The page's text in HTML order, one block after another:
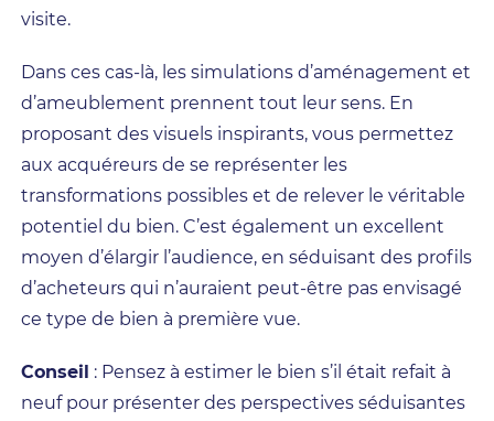
visite.
Dans ces cas-là, les simulations d’aménagement et
d’ameublement prennent tout leur sens. En
proposant des visuels inspirants, vous permettez
aux acquéreurs de se représenter les
transformations possibles et de relever le véritable
potentiel du bien. C’est également un excellent
moyen d’élargir l’audience, en séduisant des profils
d’acheteurs qui n’auraient peut-être pas envisagé
ce type de bien à première vue.
Conseil : Pensez à estimer le bien s’il était refait à
neuf pour présenter des perspectives séduisantes